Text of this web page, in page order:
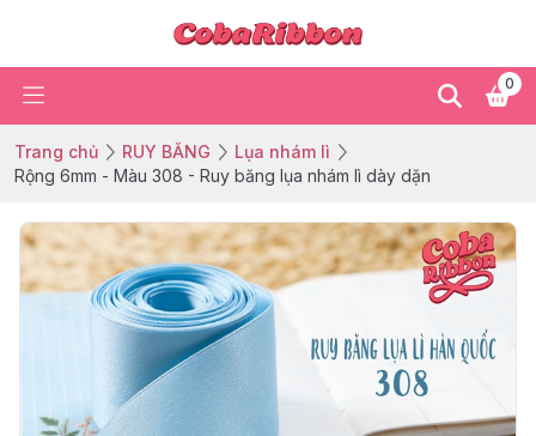
0
Trang chủ RUY BĂNG
Lụa nhám lì
Rộng 6mm - Màu 308 - Ruy băng lụa nhám lì dày dặn